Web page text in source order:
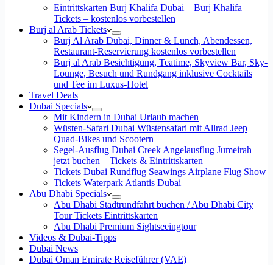
Eintrittskarten Burj Khalifa Dubai – Burj Khalifa
Tickets – kostenlos vorbestellen
Burj al Arab Tickets
Burj Al Arab Dubai, Dinner & Lunch, Abendessen,
Restaurant-Reservierung kostenlos vorbestellen
Burj al Arab Besichtigung, Teatime, Skyview Bar, Sky-
Lounge, Besuch und Rundgang inklusive Cocktails
und Tee im Luxus-Hotel
Travel Deals
Dubai Specials
Mit Kindern in Dubai Urlaub machen
Wüsten-Safari Dubai Wüstensafari mit Allrad Jeep
Quad-Bikes und Scootern
Segel-Ausflug Dubai Creek Angelausflug Jumeirah –
jetzt buchen – Tickets & Eintrittskarten
Tickets Dubai Rundflug Seawings Airplane Flug Show
Tickets Waterpark Atlantis Dubai
Abu Dhabi Specials
Abu Dhabi Stadtrundfahrt buchen / Abu Dhabi City
Tour Tickets Eintrittskarten
Abu Dhabi Premium Sightseeingtour
Videos & Dubai-Tipps
Dubai News
Dubai Oman Emirate Reiseführer (VAE)